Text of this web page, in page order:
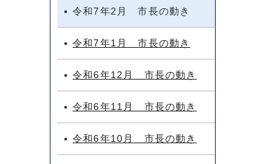
令和7年2月 市長の動き
令和7年1月 市長の動き
令和6年12月 市長の動き
令和6年11月 市長の動き
令和6年10月 市長の動き